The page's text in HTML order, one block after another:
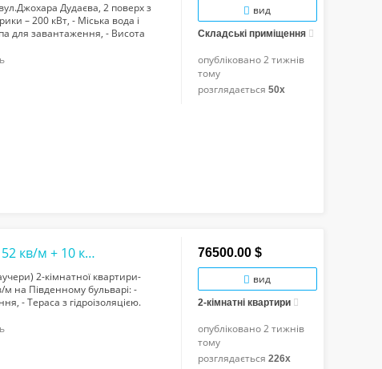
Дудаєва, 2 поверх з
– 200 кВт, - Міська вода і
для завантаження, - Висота
вид
Складські приміщення
опубліковано2 тижнів
тому
розглядається 50x
2-к квартира з терасою на 3 поверсі, 52 кв/м + 10 кв/м в центрі міста на Південн...
2-кімнатної квартири-
м на Південному бульварі: -
- Тераса з гідроізоляцією.
76500.00 $
вид
2-кімнатні квартири
опубліковано2 тижнів
тому
розглядається 226x